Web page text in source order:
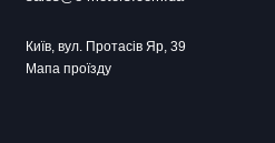
Київ, вул. Протасів Яр, 39
Мапа проїзду